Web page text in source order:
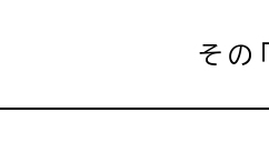
その「